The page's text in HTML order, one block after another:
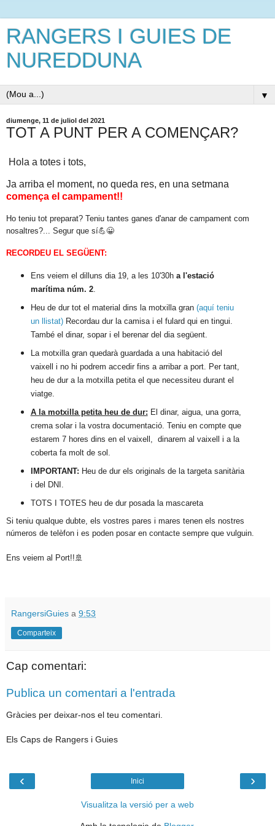
RANGERS I GUIES DE
NUREDDUNA
▼
diumenge, 11 de juliol del 2021
TOT A PUNT PER A COMENÇAR?
Hola a totes i tots,
Ja arriba el moment, no queda res, en una setmana
comença el campament!!
Ho teniu tot preparat? Teniu tantes ganes d'anar de campament com
nosaltres?... Segur que sí💪😀
RECORDEU EL SEGÜENT:
Ens veiem el dilluns dia 19, a les 10'30h a l'estació
marítima núm. 2.
Heu de dur tot el material dins la motxilla gran (aquí teniu
un llistat)Recordau dur la camisa i el fulard qui en tingui.
També el dinar, sopar i el berenar del dia següent.
La motxilla gran quedarà guardada a una habitació del
vaixell i no hi podrem accedir fins a arribar a port. Per tant,
heu de dur a la motxilla petita el que necessiteu durant el
viatge.
A la motxilla petita heu de dur: El dinar, aigua, una gorra,
crema solar i la vostra documentació. Teniu en compte que
estarem 7 hores dins en el vaixell, dinarem al vaixell i a la
coberta fa molt de sol.
IMPORTANT: Heu de dur els originals de la targeta sanitària
i del DNI.
TOTS I TOTES heu de dur posada la mascareta
Si teniu qualque dubte, els vostres pares i mares tenen els nostres
números de telèfon i es poden posar en contacte sempre que vulguin.
Ens veiem al Port!!🚢
RangersiGuies a 9:53
Comparteix
Cap comentari:
Publica un comentari a l'entrada
Gràcies per deixar-nos el teu comentari.
Els Caps de Rangers i Guies
‹ ›
Inici
Visualitza la versió per a web